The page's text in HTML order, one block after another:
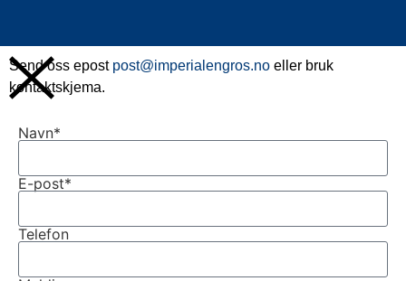
Send oss epost post@imperialengros.no eller bruk
kontaktskjema.
Navn*
E-post*
Telefon